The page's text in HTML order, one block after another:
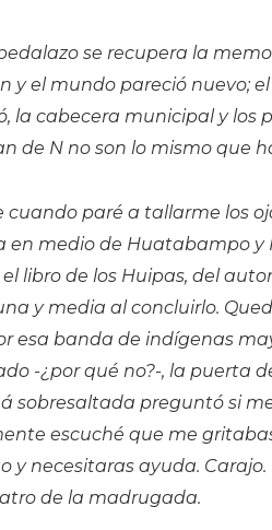
se recupera la
y el mundo pareció nuevo;
la cabecera municipal y los
de N no son lo mismo que
cuando paré a tallarme los
en medio de Huatabampo y
libro de los Huipas, del
y media al concluirlo.
esa banda de indígenas
-¿por qué no?-, la puerta
sobresaltada preguntó si
escuché que me
y necesitaras ayuda. Carajo.
de la madrugada.